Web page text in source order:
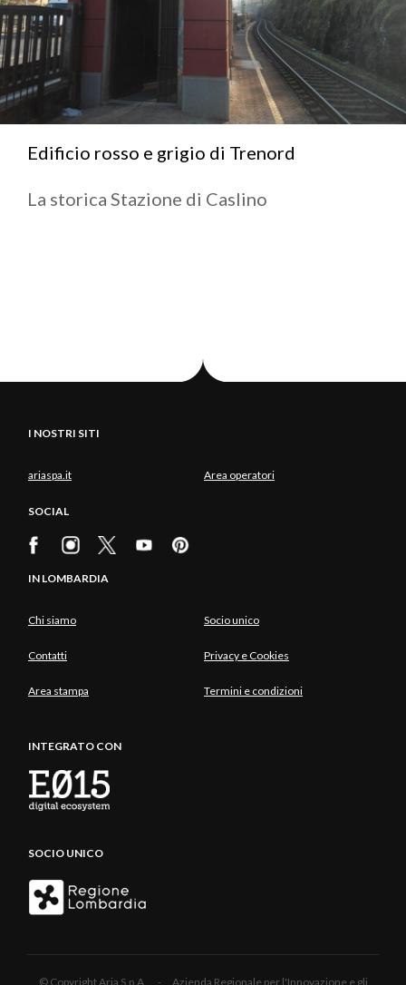
Edificio rosso e grigio di Trenord
La storica Stazione di Caslino
I NOSTRI SITI
ariaspa.it Area operatori
SOCIAL
IN LOMBARDIA
Chi siamo Socio unico
Contatti Privacy e Cookies
Area stampa Termini e condizioni
INTEGRATO CON
SOCIO UNICO
© Copyright Aria S.p.A. - Azienda Regionale per l'Innovazione e gli